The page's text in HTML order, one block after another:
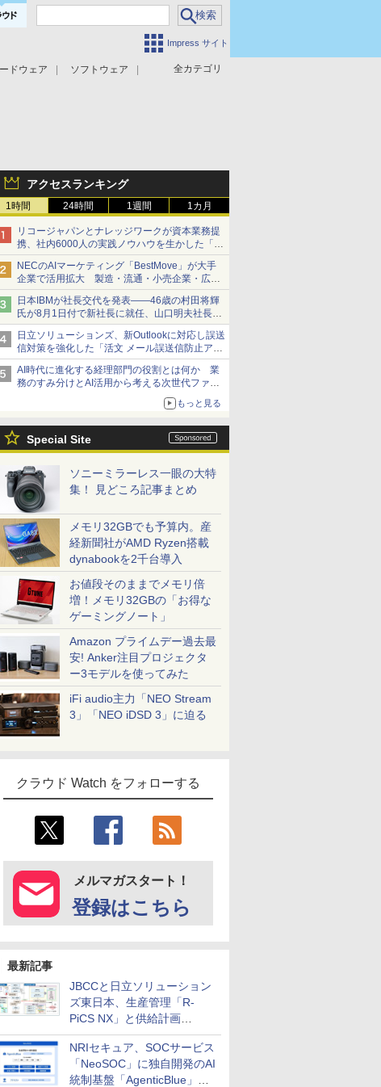
Impress サイト
全カテゴリ
ドウェア
ソフトウェア
アクセスランキング
1時間 24時間 1週間 1カ月
リコージャパンとナレッジワークが資本業務提
携、社内6000人の実践ノウハウを生かした「AI
商談記録 for RICOH」を展開へ
NECのAIマーケティング「BestMove」が大手
企業で活用拡大 製造・流通・小売企業・広告
代理店などが実装フェーズへ
日本IBMが社長交代を発表――46歳の村田将輝
氏が8月1日付で新社長に就任、山口明夫社長は
会長へ
日立ソリューションズ、新Outlookに対応し誤送
信対策を強化した「活文 メール誤送信防止アド
インサービス」を提供
AI時代に進化する経理部門の役割とは何か 業
務のすみ分けとAI活用から考える次世代ファイ
もっと見る
Special Site
ソニーミラーレス一眼の大特
集！ 見どころ記事まとめ
メモリ32GBでも予算内。産
経新聞社がAMD Ryzen搭載
dynabookを2千台導入
お値段そのままでメモリ倍
増！メモリ32GBの「お得な
ゲーミングノート」
Amazon プライムデー過去最
安! Anker注目プロジェクタ
ー3モデルを使ってみた
iFi audio主力「NEO Stream
3」「NEO iDSD 3」に迫る
クラウド Watch をフォローする
メルマガスタート！
登録はこちら
最新記事
JBCCと日立ソリューション
ズ東日本、生産管理「R-
PiCS NX」と供給計画
「scSQUARE ISP」の連携サ
ービスを提供開始
NRIセキュア、SOCサービス
「NeoSOC」に独自開発のAI
統制基盤「AgenticBlue」を